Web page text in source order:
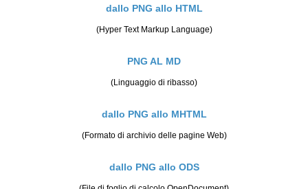
dallo PNG allo HTML
(Hyper Text Markup Language)
PNG AL MD
(Linguaggio di ribasso)
dallo PNG allo MHTML
(Formato di archivio delle pagine Web)
dallo PNG allo ODS